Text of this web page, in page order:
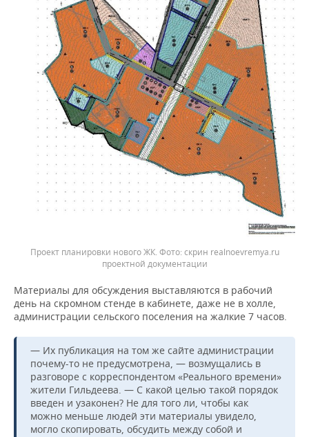
Проект планировки нового ЖК.
скрин realnoevremya.ru
проектной документации
Материалы для обсуждения выставляются в рабочий
день на скромном стенде в кабинете, даже не в холле,
администрации сельского поселения на жалкие 7 часов.
— Их публикация на том же сайте администрации
почему-то не предусмотрена, — возмущались в
разговоре с корреспондентом «Реального времени»
жители Гильдеева. — С какой целью такой порядок
введен и узаконен? Не для того ли, чтобы как
можно меньше людей эти материалы увидело,
могло скопировать, обсудить между собой и